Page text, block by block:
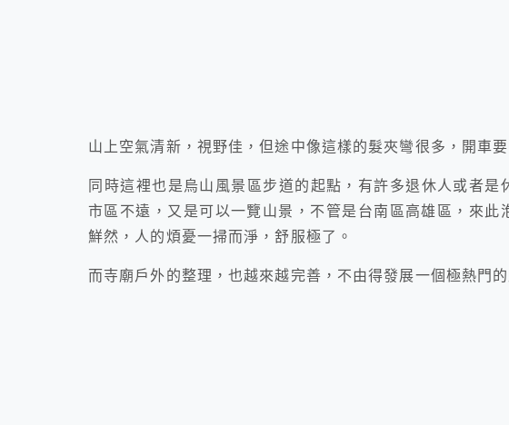
山上空氣清新，視野佳，但途中像這樣的髮夾彎很多，開車要
同時這裡也是烏山風景區步道的起點，有許多退休人或者
市區不遠，又是可以一覽山景，不管是台南區高雄區，來此
鮮然，人的煩憂一掃而淨，舒服極了。
而寺廟戶外的整理，也越來越完善，不由得發展一個極熱門